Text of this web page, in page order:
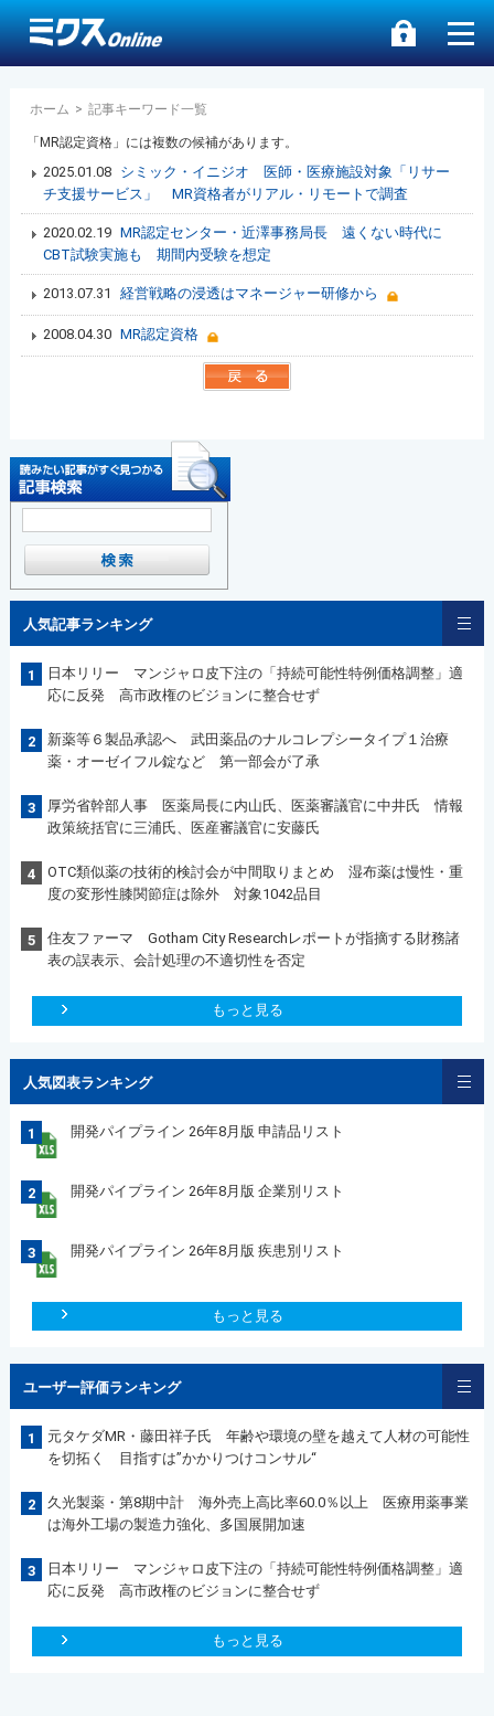
ホーム > 記事キーワード一覧
「MR認定資格」には複数の候補があります。
2025.01.08
シミック・イニジオ 医師・医療施設対象「リサー
チ支援サービス」 MR資格者がリアル・リモートで調査
2020.02.19 MR認定センター・近澤事務局長 遠くない時代に
CBT試験実施も 期間内受験を想定
2013.07.31 経営戦略の浸透はマネージャー研修から
2008.04.30 MR認定資格
人気記事ランキング
1
日本リリー マンジャロ皮下注の「持続可能性特例価格調整」適
応に反発 高市政権のビジョンに整合せず
2
新薬等６製品承認へ 武田薬品のナルコレプシータイプ１治療
薬・オーゼイフル錠など 第一部会が了承
3
厚労省幹部人事 医薬局長に内山氏、医薬審議官に中井氏 情報
政策統括官に三浦氏、医産審議官に安藤氏
4
OTC類似薬の技術的検討会が中間取りまとめ 湿布薬は慢性・重
度の変形性膝関節症は除外 対象1042品目
5
住友ファーマ Gotham City Researchレポートが指摘する財務諸
表の誤表示、会計処理の不適切性を否定
もっと見る
人気図表ランキング
1 開発パイプライン 26年8月版 申請品リスト
2 開発パイプライン 26年8月版 企業別リスト
3 開発パイプライン 26年8月版 疾患別リスト
もっと見る
ユーザー評価ランキング
1
元タケダMR・藤田祥子氏 年齢や環境の壁を越えて人材の可能性
を切拓く 目指すは”かかりつけコンサル“
2
久光製薬・第8期中計 海外売上高比率60.0％以上 医療用薬事業
は海外工場の製造力強化、多国展開加速
3
日本リリー マンジャロ皮下注の「持続可能性特例価格調整」適
応に反発 高市政権のビジョンに整合せず
もっと見る